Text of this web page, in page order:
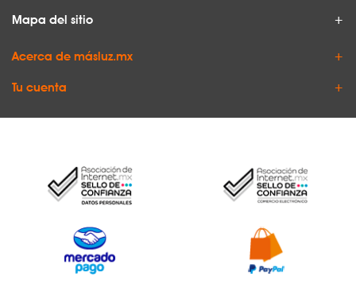
Mapa del sitio
Acerca de másluz.mx
Tu cuenta